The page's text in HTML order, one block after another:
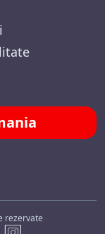
rezervate